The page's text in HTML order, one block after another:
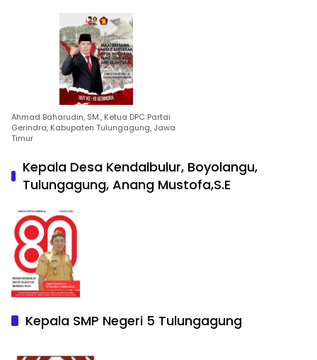
Ahmad Baharudin, SM., Ketua DPC Partai
Gerindra, Kabupaten Tulungagung, Jawa
Timur
Kepala Desa Kendalbulur, Boyolangu,
Tulungagung, Anang Mustofa,S.E
Kepala SMP Negeri 5 Tulungagung